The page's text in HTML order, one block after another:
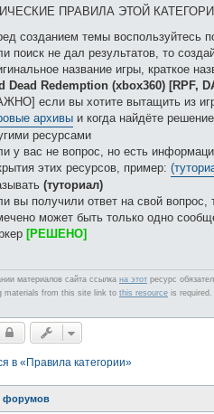
ПРАВИЛА ЭТОЙ КАТЕГОРИИ
созданием темы
поиск не дал результатов, то
название игры, краткое
Dead Redemption (xbox360) [RPF,
если вы хотите вытащить из
архивы и когда найдёте
ресурсами
у вас не вопрос, но есть
этих ресурсов, пример:
(туториал)
вы получили ответ на свой
может быть только одно
[РЕШЕНО]
материалов сайта ссылка на этот ресурс
materials from this site link to this resource is required.
в «Правила категории»
форумов